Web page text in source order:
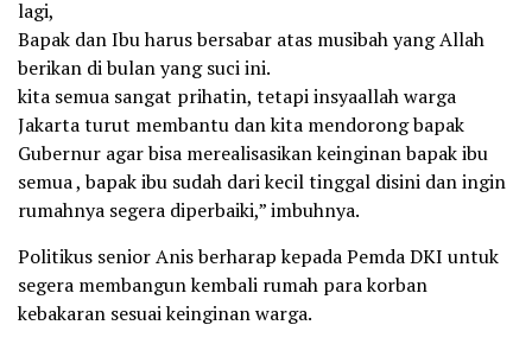
lagi,
Bapak dan Ibu harus bersabar atas musibah yang Allah
berikan di bulan yang suci ini.
kita semua sangat prihatin, tetapi insyaallah warga
Jakarta turut membantu dan kita mendorong bapak
Gubernur agar bisa merealisasikan keinginan bapak ibu
semua , bapak ibu sudah dari kecil tinggal disini dan ingin
rumahnya segera diperbaiki,” imbuhnya.
Politikus senior Anis berharap kepada Pemda DKI untuk
segera membangun kembali rumah para korban
kebakaran sesuai keinginan warga.